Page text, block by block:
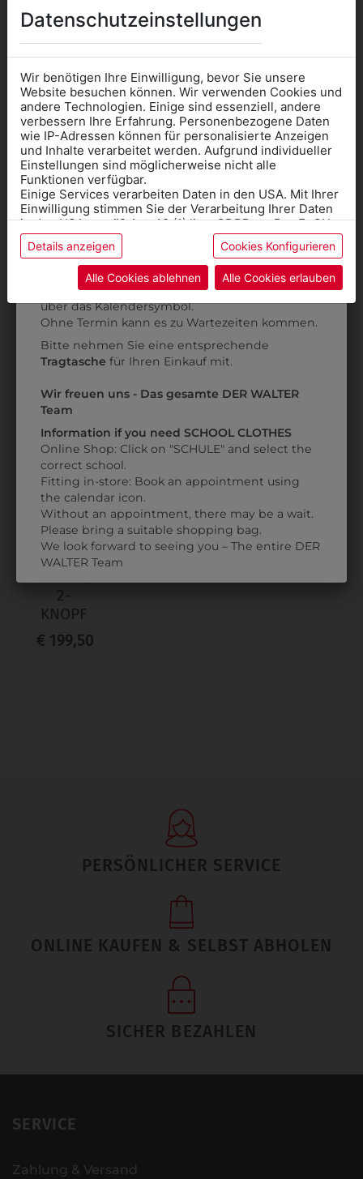
AUCH GEFALLEN
9DJW3070010
DAMENJACKE 2-
KNOPF
€ 199,50
9DJW30U70010
DAMENJACKE 2-
ÜBERLÄNGE
ZULETZT ANGESEHEN
9DJW3070010
2-
KNOPF
€ 199,50
PERSÖNLICHER SERVICE
ONLINE KAUFEN & SELBST ABHOLEN
SICHER BEZAHLEN
SERVICE
Zahlung & Versand
Datenschutzeinstellungen
Wir benötigen Ihre Einwilligung, bevor Sie unsere
Website besuchen können. Wir verwenden Cookies und
andere Technologien. Einige sind essenziell, andere
verbessern Ihre Erfahrung. Personenbezogene Daten
wie IP-Adressen können für personalisierte Anzeigen
und Inhalte verarbeitet werden. Aufgrund individueller
Einstellungen sind möglicherweise nicht alle
Funktionen verfügbar.
Einige Services verarbeiten Daten in den USA. Mit Ihrer
Einwilligung stimmen Sie der Verarbeitung Ihrer Daten
in den USA gemäß Art. 49 (1) lit. a GDPR zu. Der EuGH
stuft die USA als Land mit unzureichendem Datenschutz
ein, und es besteht das Risiko, dass US-Behörden
Daten ohne Klagemöglichkeit für Europäer überwachen.
Datenschutzerklärungbzw. im
Details anzeigen Cookies Konfigurieren
Alle Cookies ablehnen Alle Cookies erlauben
Informationen wenn Sie
Kleidung
für die SCHULE
benötigen
Online Shop: Klick auf SCHULE in der
Kategorie und die richtige Schule auswählen.
AnprobeVorort im Geschäft: Termin buchen
über das Kalendersymbol.
Ohne Termin kann es zu Wartezeiten kommen.
Bitte nehmen Sie eine entsprechende
Tragtasche für Ihren Einkauf mit.
Wir freuen uns - Das gesamte DER WALTER
Team
Information if you need SCHOOL CLOTHES
Online Shop: Click on "SCHULE" and select the
correct school.
Fitting in-store: Book an appointment using
the calendar icon.
Without an appointment, there may be a wait.
Please bring a suitable shopping bag.
We look forward to seeing you – The entire DER
WALTER Team